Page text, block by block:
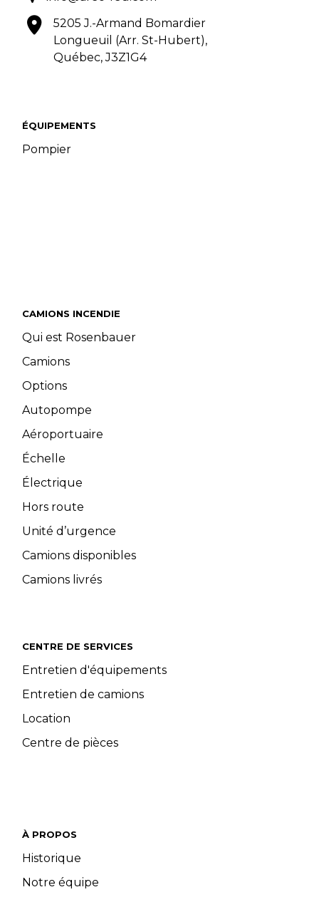
ÉQUIPEMENTS
Pompier
CAMIONS INCENDIE
Qui est Rosenbauer
Camions
Options
Autopompe
Aéroportuaire
Échelle
Électrique
Hors route
Unité d’urgence
Camions disponibles
Camions livrés
CENTRE DE SERVICES
Entretien d'équipements
Entretien de camions
Location
Centre de pièces
À PROPOS
Historique
Notre équipe
5205 J.-Armand Bomardier
Longueuil (Arr. St-Hubert),
Québec, J3Z1G4